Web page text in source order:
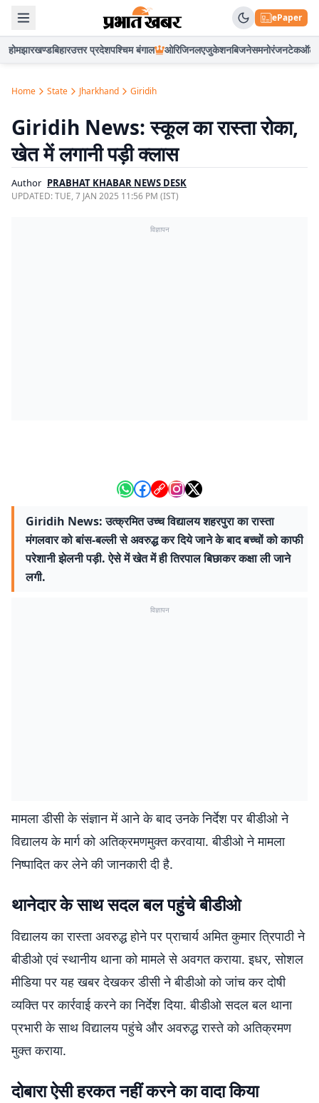
ePaper
होमझारखण्डबिहारउत्तर प्रदेशपश्चिम बंगाल ओरिजिनलएजुकेशनबिजनेसमनोरंजनटेकऑटो
Home State Jharkhand Giridih
Giridih News: स्कूल का रास्ता रोका,
खेत में लगानी पड़ी क्लास
Author PRABHAT KHABAR NEWS DESK
UPDATED:TUE, 7 JAN 2025 11:56 PM (IST)
विज्ञापन
Giridih News: उत्क्रमित उच्च विद्यालय शहरपुरा का रास्ता
मंगलवार को बांस-बल्ली से अवरुद्ध कर दिये जाने के बाद बच्चों को काफी
परेशानी झेलनी पड़ी. ऐसे में खेत में ही तिरपाल बिछाकर कक्षा ली जाने
लगी.
विज्ञापन
मामला डीसी के संज्ञान में आने के बाद उनके निर्देश पर बीडीओ ने
विद्यालय के मार्ग को अतिक्रमणमुक्त करवाया. बीडीओ ने मामला
निष्पादित कर लेने की जानकारी दी है.
थानेदार के साथ सदल बल पहुंचे बीडीओ
विद्यालय का रास्ता अवरुद्ध होने पर प्राचार्य अमित कुमार त्रिपाठी ने
बीडीओ एवं स्थानीय थाना को मामले से अवगत कराया. इधर, सोशल
मीडिया पर यह खबर देखकर डीसी ने बीडीओ को जांच कर दोषी
व्यक्ति पर कार्रवाई करने का निर्देश दिया. बीडीओ सदल बल थाना
प्रभारी के साथ विद्यालय पहुंचे और अवरुद्ध रास्ते को अतिक्रमण
मुक्त कराया.
दोबारा ऐसी हरकत नहीं करने का वादा किया